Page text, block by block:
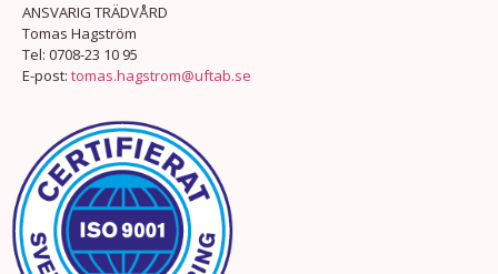
ANSVARIG TRÄDVÅRD
Tomas Hagström
Tel: 0708-23 10 95
E-post: tomas.hagstrom@uftab.se